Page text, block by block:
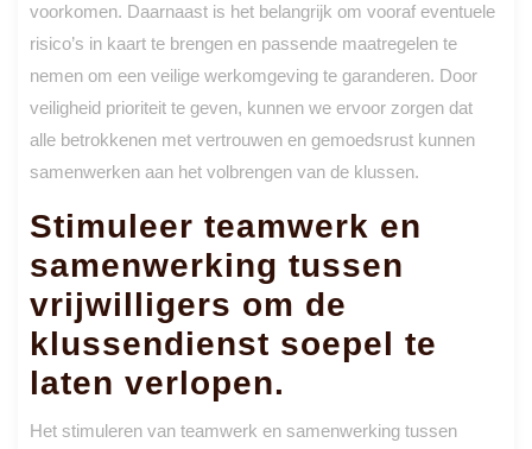
voorkomen. Daarnaast is het belangrijk om vooraf eventuele
risico’s in kaart te brengen en passende maatregelen te
nemen om een veilige werkomgeving te garanderen. Door
veiligheid prioriteit te geven, kunnen we ervoor zorgen dat
alle betrokkenen met vertrouwen en gemoedsrust kunnen
samenwerken aan het volbrengen van de klussen.
Stimuleer teamwerk en
samenwerking tussen
vrijwilligers om de
klussendienst soepel te
laten verlopen.
Het stimuleren van teamwerk en samenwerking tussen